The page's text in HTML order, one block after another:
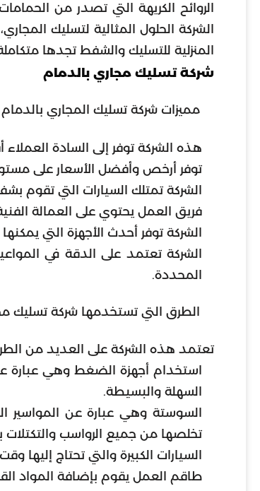
الروائح الكريهة التي تصدر من
الشركة الحلول المثالية لتسليك
المنزلية للتسليك والشفط تجدها
شركة تسليك مجاري بالدمام
مميزات شركة تسليك المجاري بالدمام
هذه الشركة توفر إلى السادة
توفر أرخص وأفضل الأسعار على
الشركة تمتلك السيارات التي تقوم
فريق العمل يحتوي على العمالة
الشركة توفر أحدث الأجهزة التي
الشركة تعتمد على الدقة في
المحددة.
الطرق التي تستخدمها شركة تسليك
تعتمد هذه الشركة على العديد من
استخدام أجهزة الضغط وهي عبارة
السهلة والبسيطة.
السوستة وهي عبارة عن
تخلصها من جميع الرواسب والتكتلات
السيارات الكبيرة والتي تحتاج إليها
طاقم العمل يقوم بإضافة المواد